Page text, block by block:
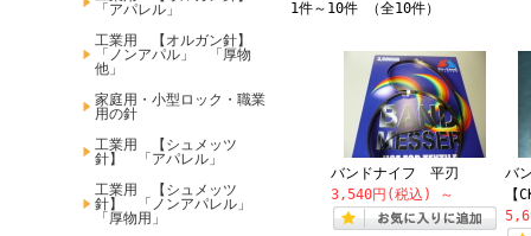
「アパレル」
工業用 【オルガン針】
「ノンアパル」 「厚物
他」
家庭用・小型ロック・職業
用の針
工業用 【シュメッツ
針】 「アパレル」
工業用 【シュメッツ
針】 「ノンアパレル」
「厚物用」
1件～10件 （全10件）
バンドナイフ 平刃
3,540円(税込)
～
バ
【